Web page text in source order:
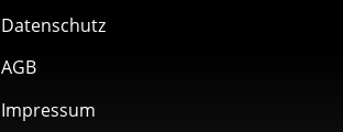
Datenschutz
AGB
Impressum